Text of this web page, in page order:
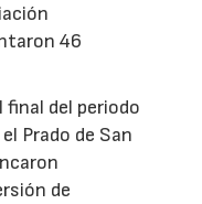
46
final del periodo
Prado de San
de